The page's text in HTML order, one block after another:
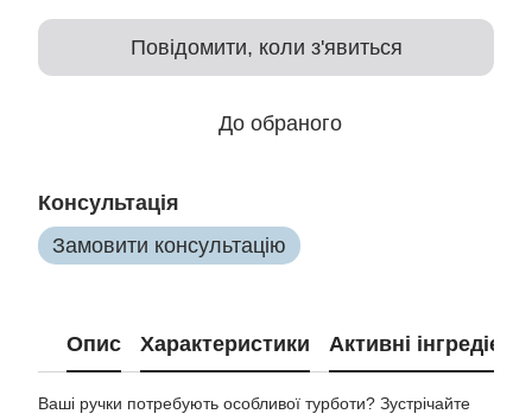
Повідомити, коли з'явиться
До обраного
Консультація
Замовити консультацію
Опис Характеристики Активні
Ваші ручки потребують особливої турботи? Зустрічайте